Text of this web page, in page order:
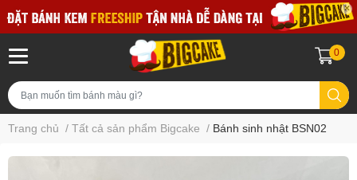
0
Trang chủ / Tất cả sản phẩm Bigcake / Bánh sinh nhật BSN02